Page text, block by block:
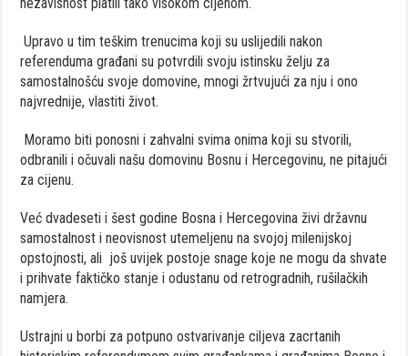
Upravo u tim teškim trenucima koji su uslijedili nakon
referenduma građani su potvrdili svoju istinsku želju za
samostalnošću svoje domovine, mnogi žrtvujući za nju i ono
najvrednije, vlastiti život.
Moramo biti ponosni i zahvalni svima onima koji su stvorili,
odbranili i očuvali našu domovinu Bosnu i Hercegovinu, ne pitajući
za cijenu.
Već dvadeseti i šest godine Bosna i Hercegovina živi državnu
samostalnost i neovisnost utemeljenu na svojoj milenijskoj
opstojnosti, ali još uvijek postoje snage koje ne mogu da shvate
i prihvate faktičko stanje i odustanu od retrogradnih, rušilačkih
namjera.
Ustrajni u borbi za potpuno ostvarivanje ciljeva zacrtanih